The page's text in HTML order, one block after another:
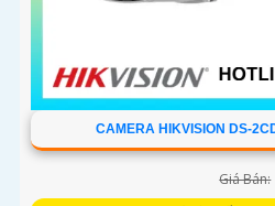
CAMERA HIKVISION DS-
Giá Bán: